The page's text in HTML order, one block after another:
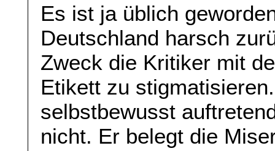
Es ist ja üblich
Deutschland harsch
Zweck die Kritiker mit
Etikett zu
selbstbewusst
nicht. Er belegt die